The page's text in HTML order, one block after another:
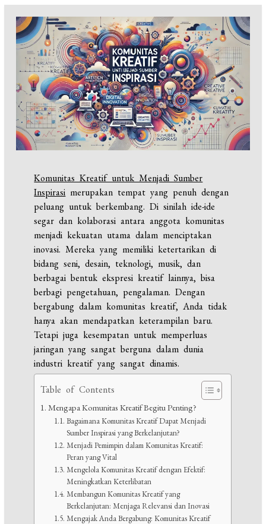
Komunitas Kreatif untuk Menjadi Sumber
Inspirasi merupakan tempat yang penuh dengan
peluang untuk berkembang. Di sinilah ide-ide
segar dan kolaborasi antara anggota komunitas
menjadi kekuatan utama dalam menciptakan
inovasi. Mereka yang memiliki ketertarikan di
bidang seni, desain, teknologi, musik, dan
berbagai bentuk ekspresi kreatif lainnya, bisa
berbagi pengetahuan, pengalaman. Dengan
bergabung dalam komunitas kreatif, Anda tidak
hanya akan mendapatkan keterampilan baru.
Tetapi juga kesempatan untuk memperluas
jaringan yang sangat berguna dalam dunia
industri kreatif yang sangat dinamis.
Table of Contents
Mengapa Komunitas Kreatif Begitu Penting?
Bagaimana Komunitas Kreatif Dapat Menjadi
Sumber Inspirasi yang Berkelanjutan?
Menjadi Pemimpin dalam Komunitas Kreatif:
Peran yang Vital
Mengelola Komunitas Kreatif dengan Efektif:
Meningkatkan Keterlibatan
Membangun Komunitas Kreatif yang
Berkelanjutan: Menjaga Relevansi dan Inovasi
Mengajak Anda Bergabung: Komunitas Kreatif